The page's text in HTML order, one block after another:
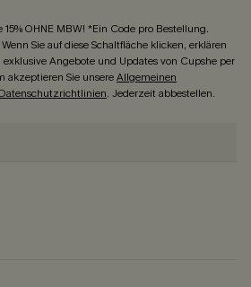
OHNE MBW! *Ein Code pro Bestellung.
Sie auf diese Schaltfläche klicken, erklären
Angebote und Updates von Cupshe per
akzeptieren Sie unsereAllgemeinen
Datenschutzrichtlinien. Jederzeit abbestellen.